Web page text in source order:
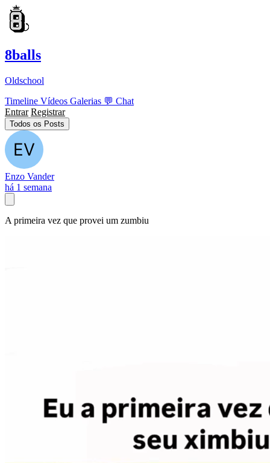
8balls
Oldschool
Timeline Vídeos Galerias 💬 Chat
Entrar Registrar
Todos os Posts
Enzo Vander
há 1 semana
A primeira vez que provei um zumbiu